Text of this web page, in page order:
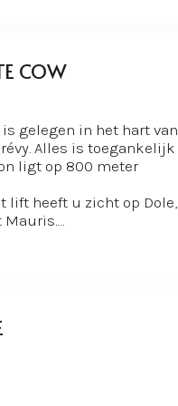
COW
gelegen in het hart van
Alles is toegankelijk
ligt op 800 meter
lift heeft u zicht op Dole,
Mauris.
keuken, beddengoed,
de 17 m2: USB-
gratis high-speed
met NETFLIX en
Nespresso-